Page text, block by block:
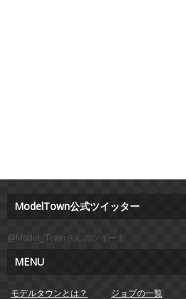
ModelTown公式ツイッター
@Model_Townさんのツイート
MENU
モデルタウンとは？ ジョブの一覧